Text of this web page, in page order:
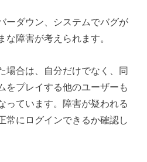
ーダウン、システムでバグが
な障害が考えられます。
場合は、自分だけでなく、同
をプレイする他のユーザーも
っています。障害が疑われる
常にログインできるか確認し